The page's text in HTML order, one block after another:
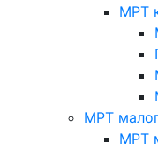
МРТ
МРТ
МРТ